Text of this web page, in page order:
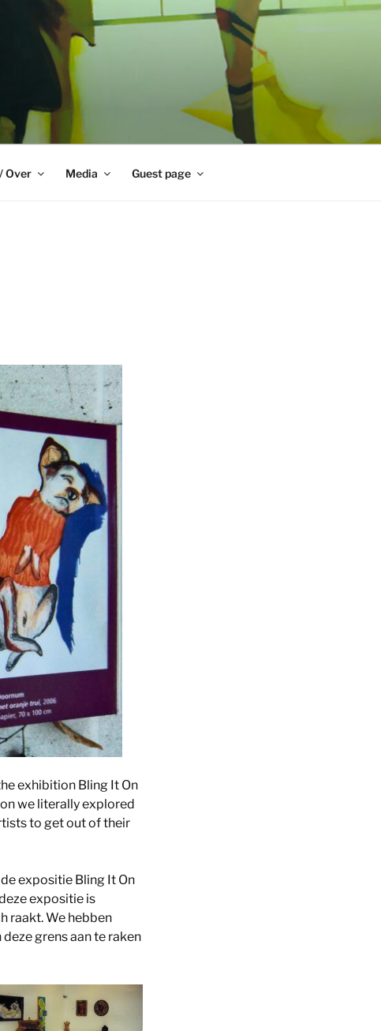
Over Media Guest page
exhibition Bling It On
we literally explored
to get out of their
expositie Bling It On
expositie is
raakt. We hebben
grens aan te raken